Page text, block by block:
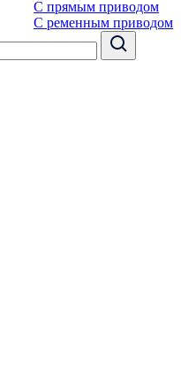
С прямым приводом
С ременным приводом